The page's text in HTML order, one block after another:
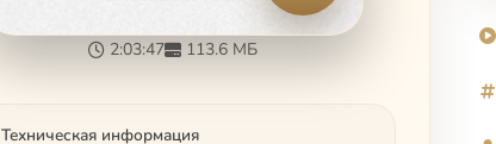
2:03:47 113.6 МБ
Техническая информация